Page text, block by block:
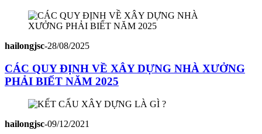
hailongjsc-28/08/2025
CÁC QUY ĐỊNH VỀ XÂY DỰNG NHÀ XƯỞNG
PHẢI BIẾT NĂM 2025
hailongjsc-09/12/2021